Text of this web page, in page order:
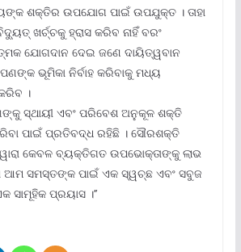
ଶକ୍ତିର ଉପଯୋଗ ପାଇଁ ଉପଯୁକ୍ତ । ତାହା
ଖର୍ଚ୍ଚକୁ ହ୍ରାସ କରିବ ନାହିଁ ବରଂ
ଯୋଗଦାନ ଦେଇ ଜଣେ ଦାୟିତ୍ୱବାନ
ଭୂମିକା ନିର୍ବାହ କରିବାକୁ ମଧ୍ୟ
।
ସ୍ଥାୟୀ ଏବଂ ପରିବେଶ ଅନୁକୂଳ ଶକ୍ତି
ପାଇଁ ପ୍ରତିବଦ୍ଧ ରହିଛି । ସୌରଶକ୍ତି
କେବଳ ବ୍ୟକ୍ତିଗତ ଉପଭୋକ୍ତାଙ୍କୁ ଲାଭ
ଆମ ସମସ୍ତଙ୍କ ପାଇଁ ଏକ ସ୍ୱଚ୍ଛ ଏବଂ ସବୁଜ
ପ୍ରୟାସ ।’’